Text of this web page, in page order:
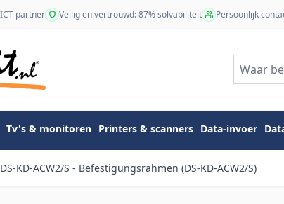
partner Veilig en vertrouwd: 87% solvabiliteit Persoonlijk
Tv's & monitoren Printers & scanners Data-invoer
KD-ACW2/S - Befestigungsrahmen (DS-KD-ACW2/S)